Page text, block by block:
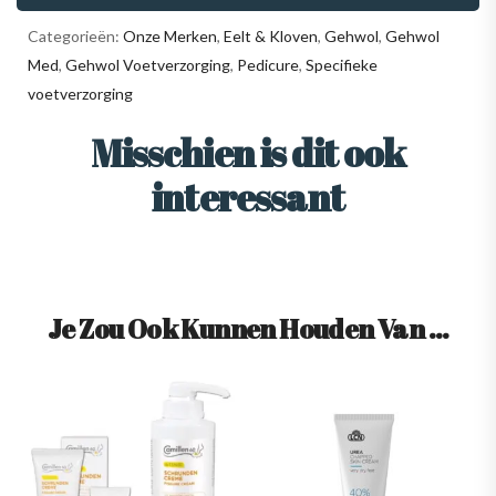
Categorieën: Onze Merken, Eelt & Kloven, Gehwol, Gehwol
Med, Gehwol Voetverzorging, Pedicure, Specifieke
voetverzorging
Misschien is dit ook
interessant
Je Zou Ook Kunnen Houden Van …